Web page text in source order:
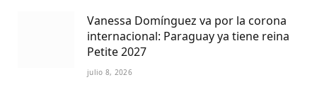
Vanessa Domínguez va por la corona
internacional: Paraguay ya tiene reina
Petite 2027
julio 8, 2026